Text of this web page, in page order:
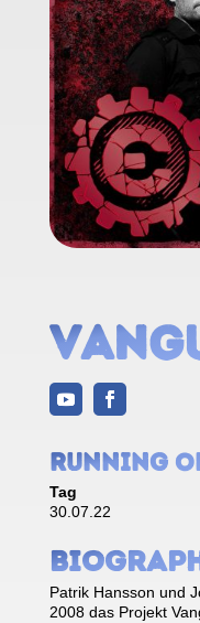
Running
Tag
30.07.22
Patrik Hansson und
2008 das Projekt